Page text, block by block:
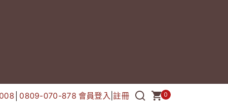
0809-070-878 會員登入 |註冊 0